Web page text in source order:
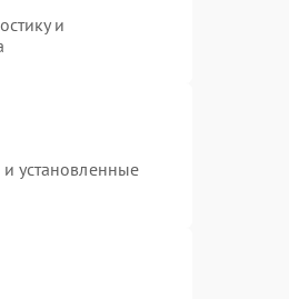
и
установленные